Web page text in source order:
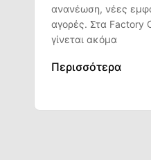
ανανέωση, νέες
αγορές. Στα Factory
γίνεται ακόμα
Περισσότερα